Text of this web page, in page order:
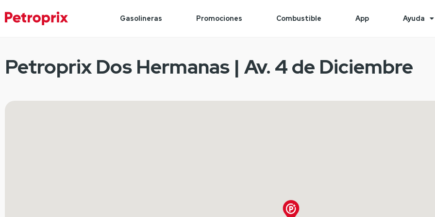
Gasolineras Promociones Combustible App Ayuda
Petroprix Dos Hermanas | Av. 4 de Diciembre